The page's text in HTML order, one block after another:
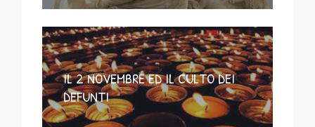
IL 2 NOVEMBRE ED IL CULTO DEI
DEFUNTI